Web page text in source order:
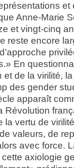
Anne-Marie
et vingt-cinq
reste encore
En
de la virilité,
des gender
apparaît
Révolution
la vertu de
valeurs, de
avec force.
axiologie